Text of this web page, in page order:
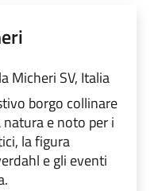
Micheri SV, Italia
borgo collinare
e noto per i
la figura
e gli eventi